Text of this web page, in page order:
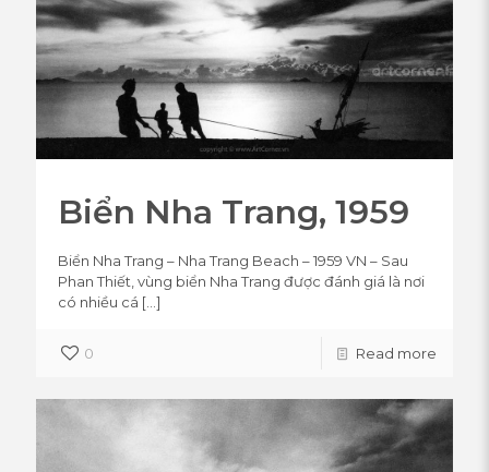
Biển Nha Trang, 1959
Biển Nha Trang – Nha Trang Beach – 1959 VN – Sau
Phan Thiết, vùng biển Nha Trang được đánh giá là nơi
có nhiều cá […]
0 Read more